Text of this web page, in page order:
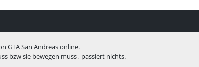
GTA San Andreas online.
bzw sie bewegen muss , passiert nichts.